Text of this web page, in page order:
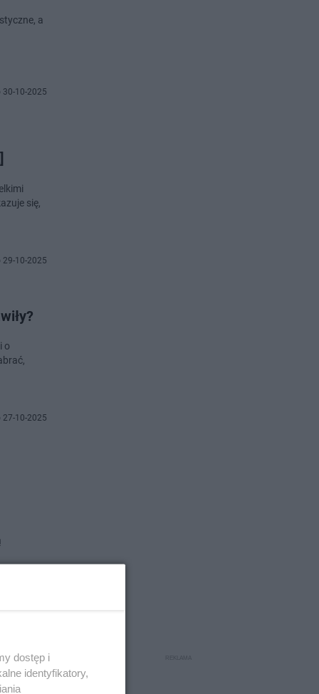
a
30-10-2025
się,
29-10-2025
o
27-10-2025
dostęp i
identyfikatory,